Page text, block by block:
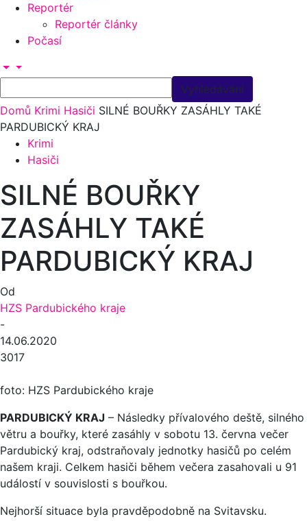
Reportér
Reportér články
Počasí
Domů Krimi Hasiči SILNÉ BOUŘKY ZASÁHLY TAKÉ
PARDUBICKÝ KRAJ
Krimi
Hasiči
SILNÉ BOUŘKY
ZASÁHLY TAKÉ
PARDUBICKÝ KRAJ
Od
HZS Pardubického kraje
-
14.06.2020
3017
foto: HZS Pardubického kraje
PARDUBICKÝ KRAJ – Následky přívalového deště, silného
větru a bouřky, které zasáhly v sobotu 13. června večer
Pardubický kraj, odstraňovaly jednotky hasičů po celém
našem kraji. Celkem hasiči během večera zasahovali u 91
událostí v souvislosti s bouřkou.
Nejhorší situace byla pravděpodobně na Svitavsku.